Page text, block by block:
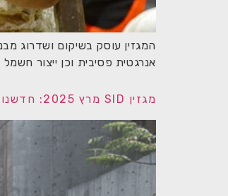
המגזין עוסק בשיקום ושדרוג
אנרגטית פסיבית וכן ייצור חשמל
מגזין SID מרץ 2025: חדשנות מועילה בבנייה